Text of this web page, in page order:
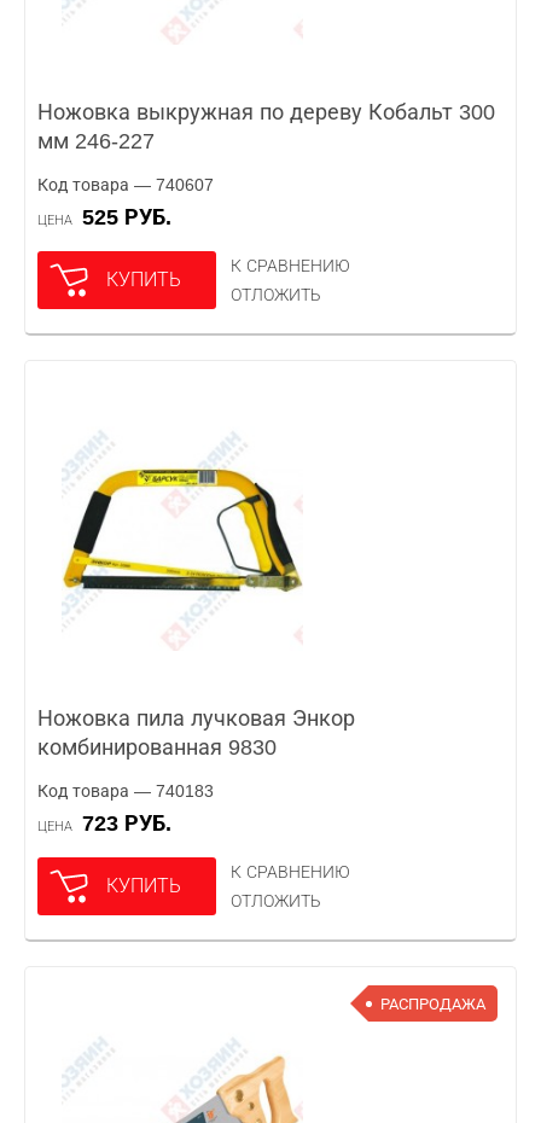
Ножовка выкружная по дереву Кобальт 300
мм 246-227
Код товара — 740607
ЦЕНА 525 РУБ.
КУПИТЬ
К СРАВНЕНИЮ
ОТЛОЖИТЬ
Ножовка пила лучковая Энкор
комбинированная 9830
Код товара — 740183
ЦЕНА 723 РУБ.
КУПИТЬ
К СРАВНЕНИЮ
ОТЛОЖИТЬ
РАСПРОДАЖА